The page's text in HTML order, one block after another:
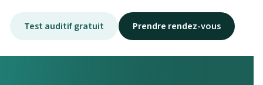
Test auditif gratuit Prendre rendez-vous